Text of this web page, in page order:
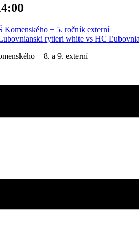
Komenského + 5. ročník externí
rytieri white vs HC
+ 8. a 9. externí